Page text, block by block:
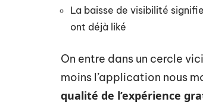
La baisse de visibilité
ont déjà liké
On entre dans un cercle
moins l’application nous
qualité de l’expérience